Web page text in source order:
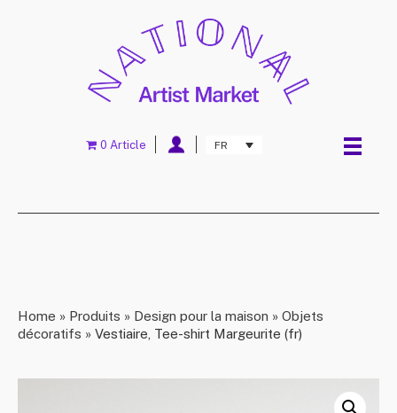
FR
0 Article
Home » Produits » Design pour la maison » Objets
décoratifs » Vestiaire, Tee-shirt Margeurite (fr)